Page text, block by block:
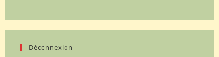
Déconnexion